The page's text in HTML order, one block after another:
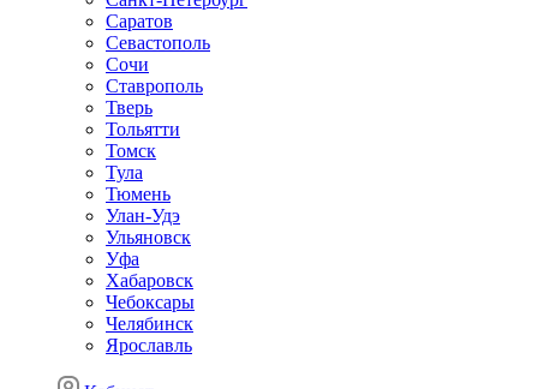
Саратов
Севастополь
Сочи
Ставрополь
Тверь
Тольятти
Томск
Тула
Тюмень
Улан-Удэ
Ульяновск
Уфа
Хабаровск
Чебоксары
Челябинск
Ярославль